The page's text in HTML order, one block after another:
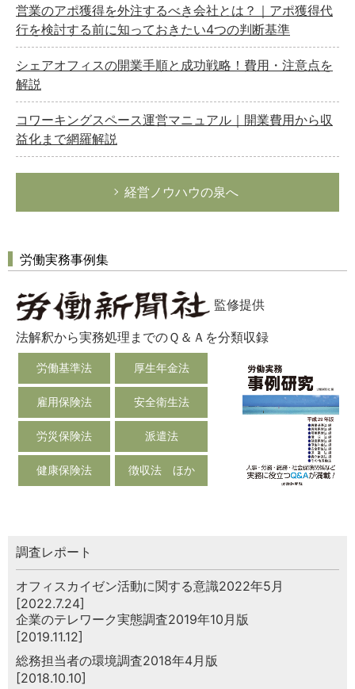
営業のアポ獲得を外注するべき会社とは？｜アポ獲得代
行を検討する前に知っておきたい4つの判断基準
シェアオフィスの開業手順と成功戦略！費用・注意点を
解説
コワーキングスペース運営マニュアル｜開業費用から収
益化まで網羅解説
経営ノウハウの泉へ
労働実務事例集
監修提供
法解釈から実務処理までのＱ＆Ａを分類収録
労働基準法 厚生年金法
雇用保険法 安全衛生法
労災保険法 派遣法
健康保険法 徴収法 ほか
調査レポート
オフィスカイゼン活動に関する意識2022年5月
[2022.7.24]
企業のテレワーク実態調査2019年10月版
[2019.11.12]
総務担当者の環境調査2018年4月版
[2018.10.10]